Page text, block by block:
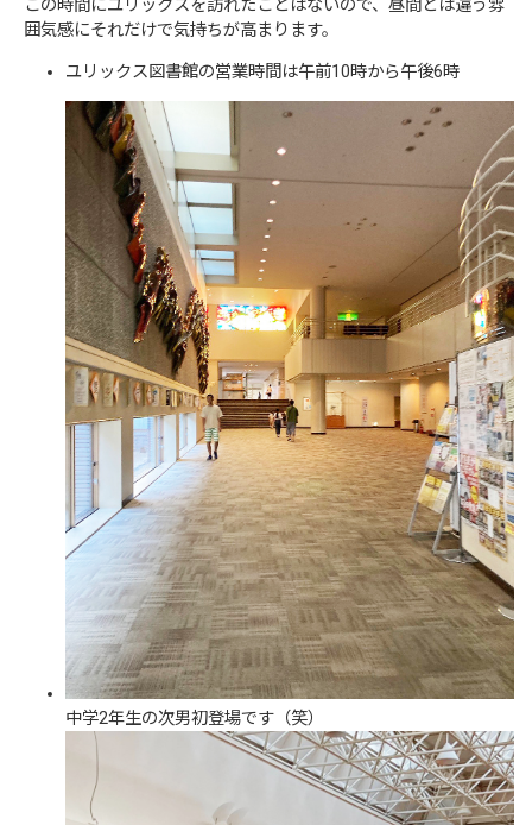
この時間にユリックスを訪れたことはないので、昼間とは違う雰
囲気感にそれだけで気持ちが高まります。
ユリックス図書館の営業時間は午前10時から午後6時
中学2年生の次男初登場です（笑）